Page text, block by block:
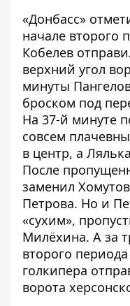
«Донбасс»
начале второго
Кобелев
верхний угол
минуты
броском под
На 37-й минуте
совсем
в центр, а
После
заменил
Петрова. Но и
«сухим»,
Милёхина. А за
второго
голкипера
ворота